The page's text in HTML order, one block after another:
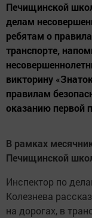
Печищинской
делам
ребятам о
транспорте,
викторину
правилам
оказанию первой
В рамках
Печищинской
Инспектор по
Колезнева
на дорогах, в